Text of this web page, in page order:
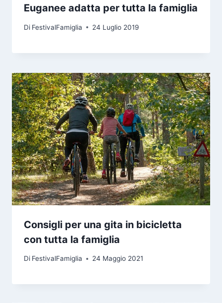
Euganee adatta per tutta la famiglia
Di FestivalFamiglia 24 Luglio 2019
Consigli per una gita in bicicletta
con tutta la famiglia
Di FestivalFamiglia 24 Maggio 2021